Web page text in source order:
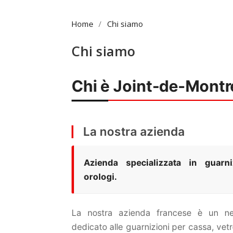
Home Chi siamo
Chi siamo
Chi è Joint-de-
La nostra azienda
Azienda specializzata in
orologi.
La nostra azienda francese è un
dedicato alle guarnizioni per cassa,